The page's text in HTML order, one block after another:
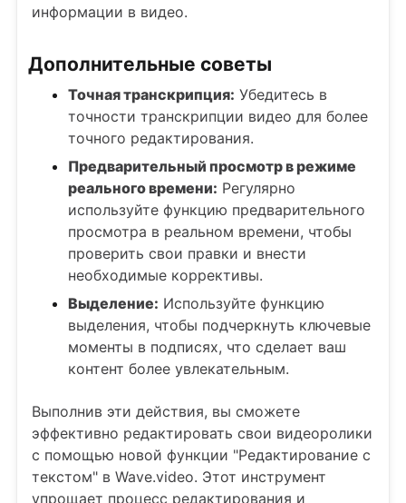
информации в видео.
Дополнительные советы
Точная транскрипция: Убедитесь в
точности транскрипции видео для более
точного редактирования.
Предварительный просмотр в режиме
реального времени: Регулярно
используйте функцию предварительного
просмотра в реальном времени, чтобы
проверить свои правки и внести
необходимые коррективы.
Выделение: Используйте функцию
выделения, чтобы подчеркнуть ключевые
моменты в подписях, что сделает ваш
контент более увлекательным.
Выполнив эти действия, вы сможете
эффективно редактировать свои видеоролики
с помощью новой функции "Редактирование с
текстом" в Wave.video. Этот инструмент
упрощает процесс редактирования и